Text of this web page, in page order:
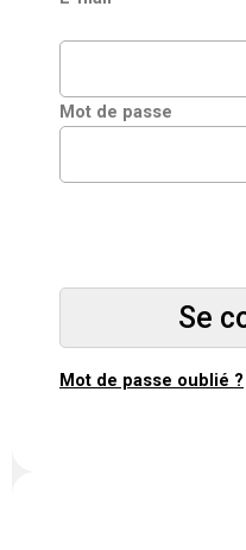
Mot de passe
Mot de passe oublié ?